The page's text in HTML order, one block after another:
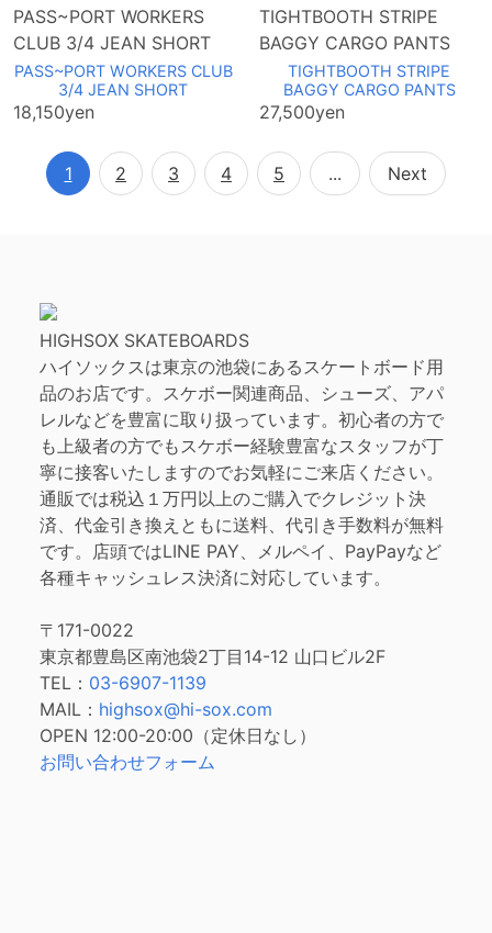
PASS~PORT WORKERS
CLUB 3/4 JEAN SHORT
PASS~PORT WORKERS CLUB
3/4 JEAN SHORT
18,150yen
TIGHTBOOTH STRIPE
BAGGY CARGO PANTS
TIGHTBOOTH STRIPE
BAGGY CARGO PANTS
27,500yen
1 2 3 4 5 ... Next
HIGHSOX SKATEBOARDS
ハイソックスは東京の池袋にあるスケートボード用
品のお店です。スケボー関連商品、シューズ、アパ
レルなどを豊富に取り扱っています。初心者の方で
も上級者の方でもスケボー経験豊富なスタッフが丁
寧に接客いたしますのでお気軽にご来店ください。
通販では税込１万円以上のご購入でクレジット決
済、代金引き換えともに送料、代引き手数料が無料
です。店頭ではLINE PAY、メルペイ、PayPayなど
各種キャッシュレス決済に対応しています。
〒171-0022
東京都豊島区南池袋2丁目14-12 山口ビル2F
TEL： 03-6907-1139
MAIL： highsox@hi-sox.com
OPEN 12:00-20:00（定休日なし）
お問い合わせフォーム